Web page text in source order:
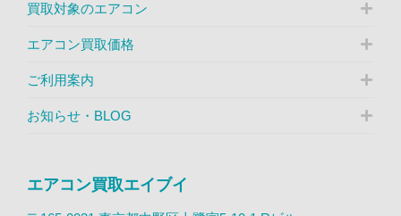
買取対象のエアコン
エアコン買取価格
ご利用案内
お知らせ・BLOG
エアコン買取エイブイ